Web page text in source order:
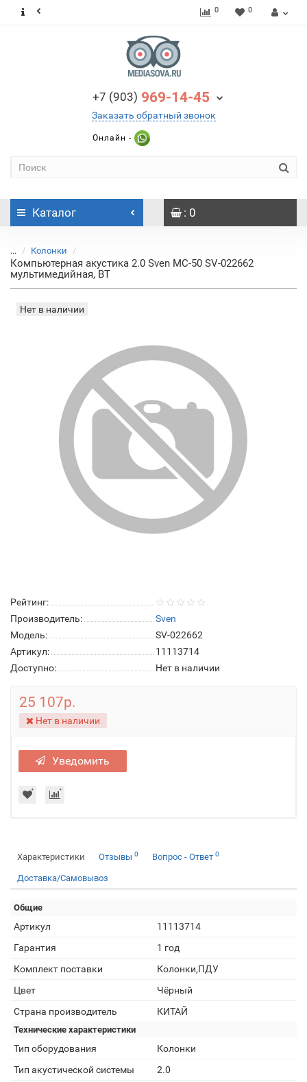
0 0
+7 (903) 969-14-45
Заказать обратный звонок
Онлайн -
Каталог : 0
... Колонки
Компьютерная акустика 2.0 Sven MC-50 SV-022662
мультимедийная, BT
Нет в наличии
Рейтинг:
Производитель:
Sven
Модель:
SV-022662
Артикул:
11113714
Доступно:
Нет в наличии
25 107р.
Нет в наличии
Уведомить
Характеристики Отзывы 0 Вопрос - Ответ 0
Доставка/Самовывоз
Общие
Артикул
11113714
Гарантия
1 год
Комплект поставки
Колонки,ПДУ
Цвет
Чёрный
Страна производитель
КИТАЙ
Технические характеристики
Тип оборудования
Колонки
Тип акустической системы
2.0